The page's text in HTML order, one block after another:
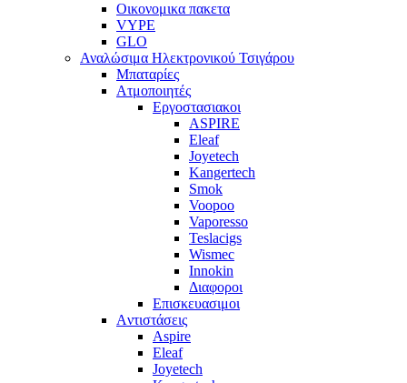
Οικονομικα πακετα
VYPE
GLO
Αναλώσιμα Ηλεκτρονικού Τσιγάρου
Μπαταρίες
Ατμοποιητές
Εργοστασιακοι
ΑSPIRE
Eleaf
Joyetech
Kangertech
Smok
Voopoo
Vaporesso
Teslacigs
Wismec
Innokin
Διαφοροι
Επισκευασιμοι
Aντιστάσεις
Aspire
Eleaf
Joyetech